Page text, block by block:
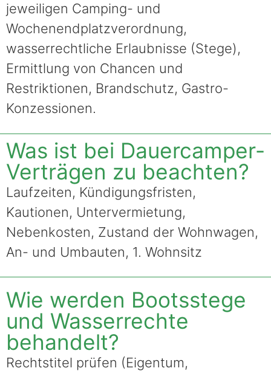
jeweiligen Camping- und
Wochenendplatzverordnung,
wasserrechtliche Erlaubnisse (Stege),
Ermittlung von Chancen und
Restriktionen, Brandschutz, Gastro-
Konzessionen.
Was ist bei Dauercamper-
Verträgen zu beachten?
Laufzeiten, Kündigungsfristen,
Kautionen, Untervermietung,
Nebenkosten, Zustand der Wohnwagen,
An- und Umbauten, 1. Wohnsitz
Wie werden Bootsstege
und Wasserrechte
behandelt?
Rechtstitel prüfen (Eigentum,